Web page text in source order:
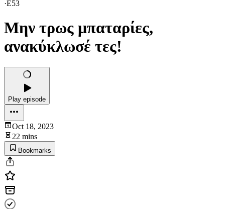
·E53
Μην τρως μπαταρίες,
ανακύκλωσέ τες!
Play episode
Oct 18, 2023
22 mins
Bookmarks